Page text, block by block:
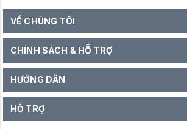
VỀ CHÚNG TÔI
CHÍNH SÁCH & HỖ TRỢ
HƯỚNG DẪN
HỖ TRỢ